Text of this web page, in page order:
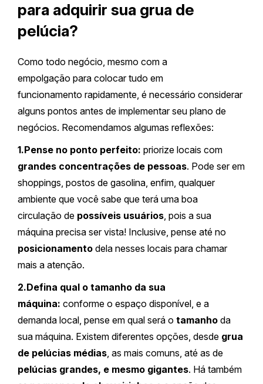
para adquirir sua grua de
pelúcia?
Como todo negócio, mesmo com a
empolgação para colocar tudo em
funcionamento rapidamente, é necessário considerar
alguns pontos antes de implementar seu plano de
negócios. Recomendamos algumas reflexões:
1.Pense no ponto perfeito: priorize locais com
grandes concentrações de pessoas. Pode ser em
shoppings, postos de gasolina, enfim, qualquer
ambiente que você sabe que terá uma boa
circulação de possíveis usuários, pois a sua
máquina precisa ser vista! Inclusive, pense até no
posicionamento dela nesses locais para chamar
mais a atenção.
2.Defina qual o tamanho da sua
máquina: conforme o espaço disponível, e a
demanda local, pense em qual será o tamanho da
sua máquina. Existem diferentes opções, desde grua
de pelúcias médias, as mais comuns, até as de
pelúcias grandes, e mesmo gigantes. Há também